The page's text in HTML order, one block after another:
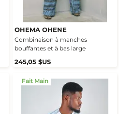
OHEMA OHENE
Combinaison à manches
bouffantes et à bas large
245,05 $US
Fait Main